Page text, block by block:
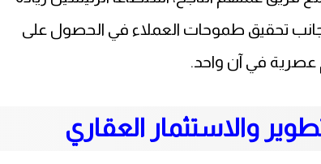
جانب تحقيق طموحات العملاء في الحصول على
في آن واحد.
والاستثمار العقاري